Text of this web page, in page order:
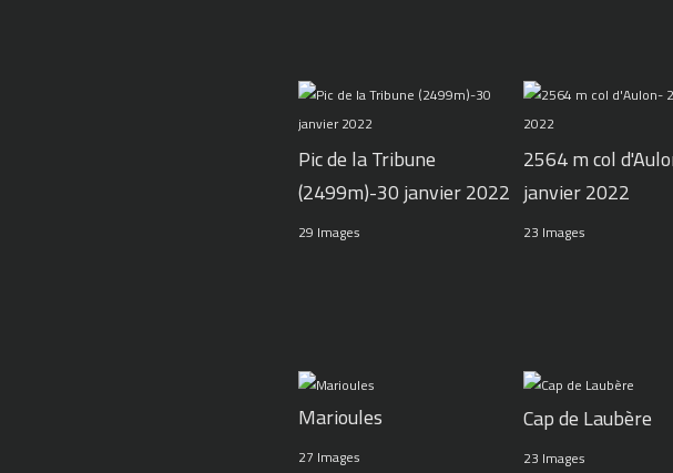
Pic de la Tribune
(2499m)-30 janvier 2022
29 Images
2564 m col
janvier 2022
23 Images
Marioules
27 Images
Cap de Laubère
23 Images